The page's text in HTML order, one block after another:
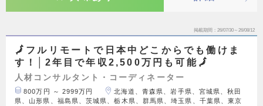
掲載期間 26/07/30～26/08/12
🗾フルリモートで日本中どこからでも働けま
す！│2年目で年収2,500万円も可能🗾
人材コンサルタント・コーディネーター
800万円 ～ 2999万円
北海道、青森県、岩手県、宮城県、秋田
県、山形県、福島県、茨城県、栃木県、群馬県、埼玉県、千葉県、東京